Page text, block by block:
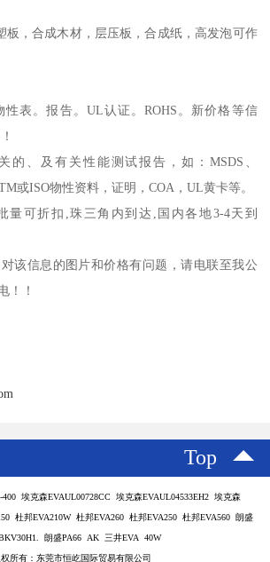
板，合成木材，层压板，合成纸，高发泡可作
性表。报告。 UL认证。ROHS 。新价格等信
的、及有关性能测试报告，如： MSDS
或ISO物性资料，证明，COA ，UL黄卡等。
量可折扣 珠三角内到达 国内各地3-4天到
该信息的图片和价格有问题，请电联至我公
！！
Top
400 埃克森EVAUL00728CC 埃克森EVAUL04533EH2 埃克森
杜邦EVA210W 杜邦EVA260 杜邦EVA250 杜邦EVA560 朗盛
朗盛PA66 AK 三井EVA 40W
权所有：东莞市恒屹国际贸易有限公司